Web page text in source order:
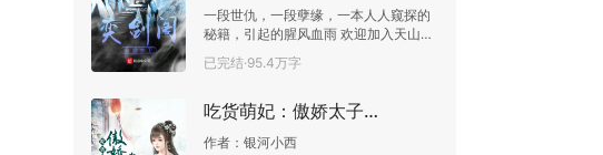
我安分点，不然你心里想着谁，我就灭
了谁！”某男真是受不了自家这个朝三暮
“嘿嘿，老公，我能说我心里想的是你
一段世仇，一段孽缘，一本人人窥探的
秘籍，引起的腥风血雨 欢迎加入天山：
一交流群，群聊号码：373942682
已完结·95.4万字
吃货萌妃：傲娇太子追妻忙
作者： 银河小西